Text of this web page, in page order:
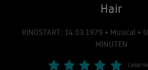
Hair
KINOSTART: 14.03.1979 • Musical •
MINUTEN